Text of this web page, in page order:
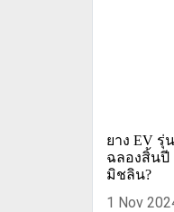
ยาง EV
ฉลองสิ้นปี
มิชลิน?
1 Nov